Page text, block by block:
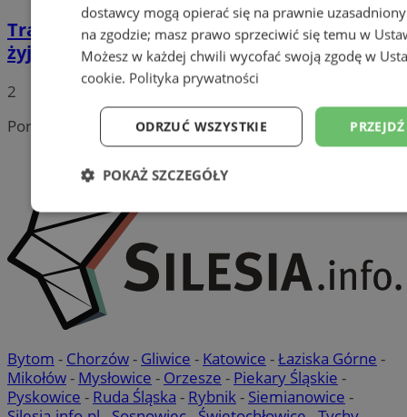
Tragedia na torach w Rudzie Śląskiej. Nie
żyje mężczyzna potrącony przez pociąg
2
Portal należy do sieci
Bytom - Chorzów- Gliwice - Katowice -Łaziska Górne -
Mikołów- Mysłowice - Orzesze - Piekary Śląskie -
Pyskowice - Ruda Śląska - Rybnik- Siemianowice -
dostawcy mogą opierać się na prawnie
na zgodzie; masz prawo sprzeciwić się temu w
Możesz w każdej chwili wycofać swoją zgodę w
cookie. Polityka prywatności
ODRZUĆ WSZYSTKIE
POKAŻ SZCZEGÓŁY
Niezbędne Wydajność Targetowanie
Niesklasyfikowane
Niezbędne Wydajność Targetowanie